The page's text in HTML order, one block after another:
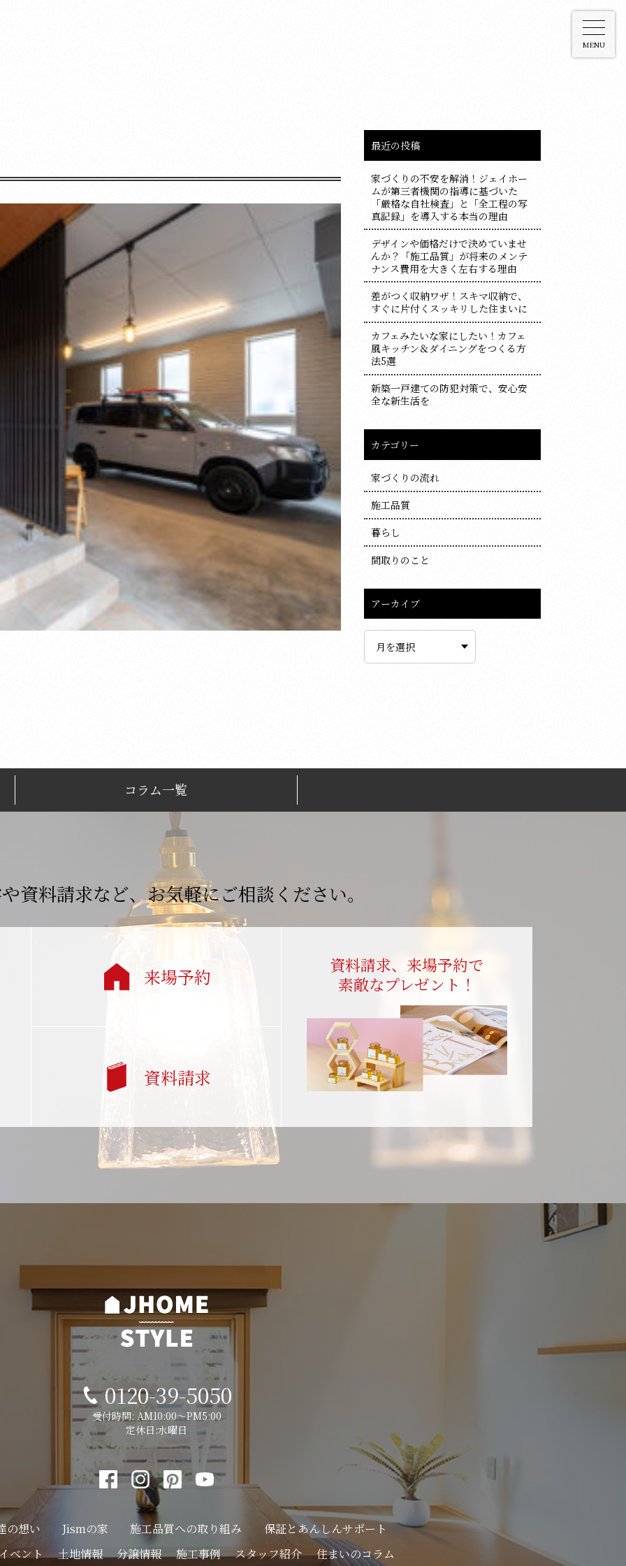
MENU
最近の投稿
家づくりの不安を解消！ジェイホー
ムが第三者機関の指導に基づいた
「厳格な自社検査」と「全工程の写
真記録」を導入する本当の理由
デザインや価格だけで決めていませ
んか？「施工品質」が将来のメンテ
ナンス費用を大きく左右する理由
差がつく収納ワザ！スキマ収納で、
すぐに片付くスッキリした住まいに
カフェみたいな家にしたい！カフェ
風キッチン＆ダイニングをつくる方
法5選
新築一戸建ての防犯対策で、安心安
全な新生活を
カテゴリー
家づくりの流れ
施工品質
暮らし
間取りのこと
アーカイブ
イ
コラム一覧
資料請求など、お気軽にご相談ください。
来場予約
資料請求
資料請求、来場予約で
素敵なプレゼント！
0120-39-5050
受付時間: AM10:00～PM5:00
定休日:水曜日
の想い Jismの家 施工品質への取り組み
保証とあんしんサポート
ベント
土地情報 分譲情報 施工事例 スタッフ紹介 住まいのコラム